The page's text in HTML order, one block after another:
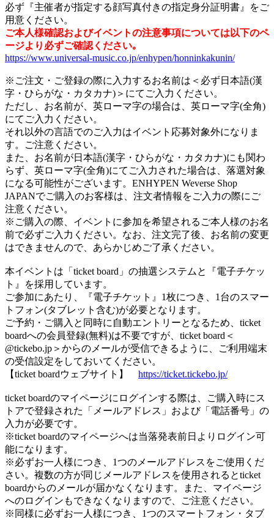
必ず『主催者が指定する顔写真付きの指定身分証明書』をご
用意ください。
ご本人様確認およびイベントの注意事項については以下のペ
ージより必ずご確認ください｡
https://www.universal-music.co.jp/enhypen/honninkakunin/
※ご注文・ご登録の際に入力するお名前は＜必ず日本語(漢
字・ひらがな・カタカナ)＞にてご入力ください。
ただし、お名前が、英ローマ字の場合は、英ローマ字(全角)
にてご入力ください。
それ以外の言語でのご入力はイベント応募対象外になりま
す。ご注意ください。
また、お名前が日本語(漢字・ひらがな・カタカナ)にも関わ
らず、英ローマ字(全角)にてご入力された場合は、落選対象
になる可能性がございます。ENHYPEN Weverse Shop
JAPANでご購入のお客様は、注文者情報をご入力の際にご
注意ください。
※ご購入の際、イベントに参加を希望されるご本人様のお名
前で必ずご入力ください。なお、注文完了後、お名前の変更
はできませんので、あらかじめご了承ください。
本イベントは「ticket board」の抽選システムと『電子チケッ
ト』を採用しています。
ご参加にあたり、『電子チケット』1枚につき、1台のスマー
トフォン(タブレット含む)が必要となります。
ご予約・ご購入と同時に自動エントリーとなるため、ticket
boardへの会員登録(無料)は不要ですが、ticket board＜
@tickebo.jp＞からのメールが受信できるように、ご利用端末
の受信設定をしておいてください。
【ticket boardウェブサイト】 https://ticket.tickebo.jp/
ticket boardのマイページにログインする際は、ご購入時にス
トアで登録された「メールアドレス」および「電話番号」の
入力が必要です。
※ticket boardのマイページへは当落発表前日よりログイン可
能になります。
※必ずお一人様につき、1つのメールアドレスをご使用くだ
さい。複数の方が同じメールアドレスを使用されるとticket
boardからのメールが届かなくなります。また、マイページ
へのログインもできなくなりますので、ご注意ください。
※同様に必ずお一人様につき、1つのスマートフォン・タブ